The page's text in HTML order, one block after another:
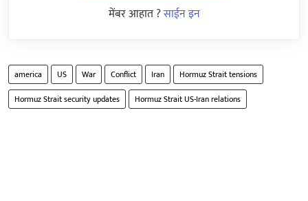
मेंबर आहात ?साईन इन
america US War Conflict Iran
Hormuz Strait tensions
Hormuz Strait security updates
Hormuz Strait US-Iran relations